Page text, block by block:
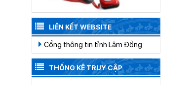
LIÊN KẾT WEBSITE
Cổng thông tin tỉnh Lâm Đồng
THỐNG KÊ TRUY CẬP